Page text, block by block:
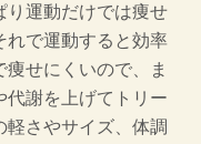
り運動だけでは痩せ
れで運動すると効率
せにくいので、ま
代謝を上げてトリー
軽さやサイズ、体調